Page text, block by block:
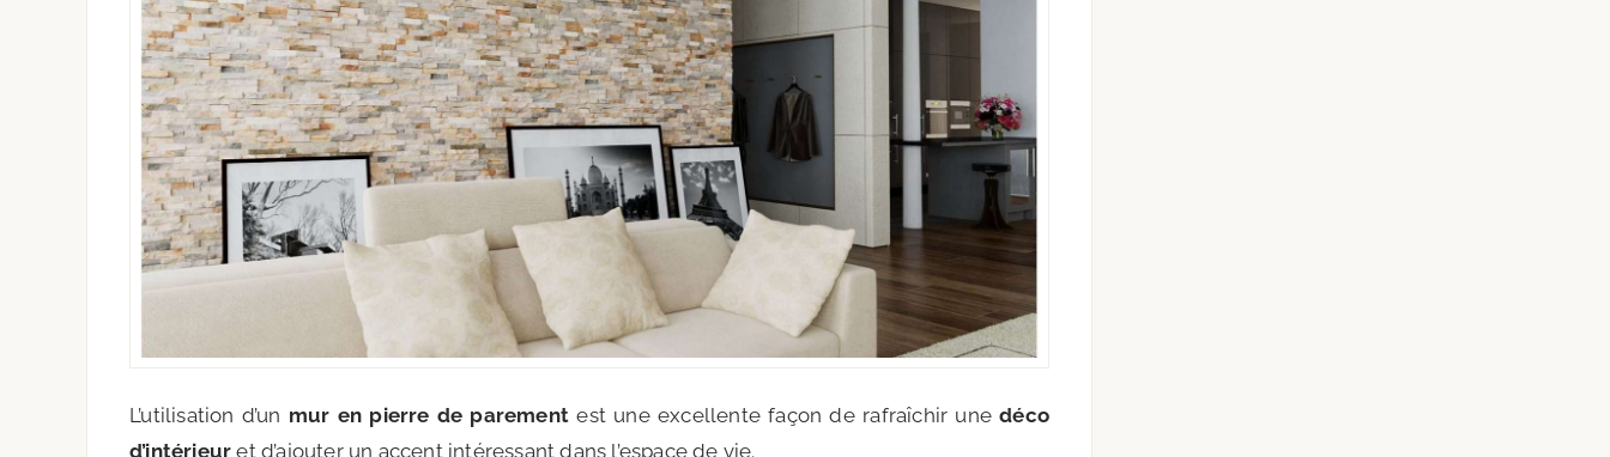
L’utilisation d’un mur en pierre de parement est une excellente façon de rafraîchir unedéco
d’intérieur et d’ajouter un accent intéressant dans l’espace de vie.